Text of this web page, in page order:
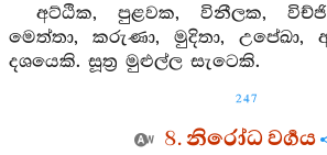
අට්ඨික, පුළවක, විනීලක,
මෙත්තා, කරුණා, මුදිතා, උපේඛා,
දශයෙකි. සූත්‍ර මුළුල්ල සැටෙකි.
247
8. නිරෝධ වර්‍ගය